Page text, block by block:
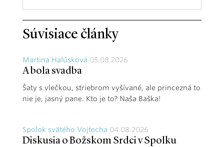
Súvisiace články
Martina Halúsková 05.08.2026
A bola svadba
Šaty s vlečkou, striebrom vyšívané, ale princezná to
nie je, jasný pane. Kto je to? Naša Baška!
Spolok svätého Vojtecha 04.08.2026
Diskusia o Božskom Srdci v Spolku